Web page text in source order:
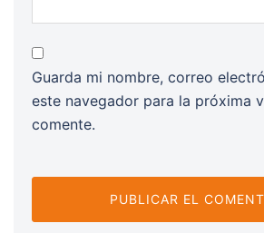
Guarda mi nombre, correo
este navegador para la próxima
comente.